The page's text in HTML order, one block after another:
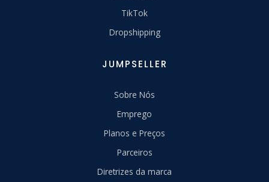
TikTok
Dropshipping
JUMPSELLER
Sobre Nós
Emprego
Planos e Preços
Parceiros
Diretrizes da marca